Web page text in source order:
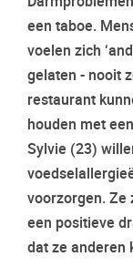
een taboe.
voelen zich
gelaten - nooit
restaurant
houden met
Sylvie (23)
voorzorgen. Ze
een positieve
dat ze anderen